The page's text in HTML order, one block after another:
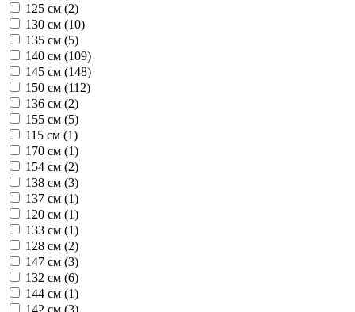
125 см (2)
130 см (10)
135 см (5)
140 см (109)
145 см (148)
150 см (112)
136 см (2)
155 см (5)
115 см (1)
170 см (1)
154 см (2)
138 см (3)
137 см (1)
120 см (1)
133 см (1)
128 см (2)
147 см (3)
132 см (6)
144 см (1)
142 см (3)